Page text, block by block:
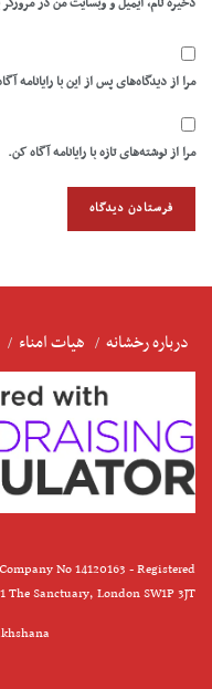
مرا از دیدگاه‌های پس از این با رایانامه
مرا از نوشته‌های تازه با رایانامه آگاه کن.
درباره رخشانه هیات امناء
No 14120163 - Registered
Sanctuary, London SW1P 3JT